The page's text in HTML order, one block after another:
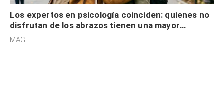
Los expertos en psicología coinciden: quienes no
disfrutan de los abrazos tienen una mayor
sensibilidad a los estímulos físicos y no es por
MAG.